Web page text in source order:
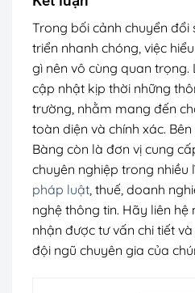
Trong bối cảnh chuyển
triển nhanh chóng, việc
gì nên vô cùng quan
cập nhật kịp thời những
trường, nhằm mang đến
toàn diện và chính xác.
Bàng còn là đơn vị cung
chuyên nghiệp trong nhiều
pháp luật, thuế, doanh
nghệ thông tin. Hãy liên
nhận được tư vấn chi tiết
đội ngũ chuyên gia của